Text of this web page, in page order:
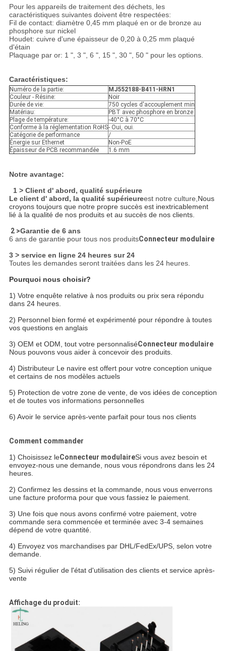
Pour les appareils de traitement des déchets, les
caractéristiques suivantes doivent être respectées:
Fil de contact: diamètre 0,45 mm plaqué en or de bronze au
phosphore sur nickel
Houdet: cuivre d'une épaisseur de 0,20 à 0,25 mm plaqué
d'étain
Plaquage par or: 1 ", 3 ", 6 ", 15 ", 30 ", 50 " pour les options.
Caractéristiques:
Numéro de la partie:
MJ552188-B411-HRN1
Couleur - Résine:
Noir
Durée de vie:
750 cycles d'accouplement min
Matériau:
PBT avec phosphore en bronze
Plage de température:
-40°C à 70°C
Conforme à la réglementation RoHS- Oui, oui.
Catégorie de performance
/
Énergie sur Ethernet
Non-PoE
Épaisseur de PCB recommandée
1.6 mm
Notre avantage:
1 > Client d' abord, qualité supérieure
Le client d' abord, la qualité supérieureest notre culture,Nous
croyons toujours que notre propre succès est inextricablement
lié à la qualité de nos produits et au succès de nos clients.
2 >Garantie de 6 ans
6 ans de garantie pour tous nos produitsConnecteur modulaire
3 > service en ligne 24 heures sur 24
Toutes les demandes seront traitées dans les 24 heures.
Pourquoi nous choisir?
1) Votre enquête relative à nos produits ou prix sera répondu
dans 24 heures.
2) Personnel bien formé et expérimenté pour répondre à toutes
vos questions en anglais
3) OEM et ODM, tout votre personnaliséConnecteur modulaire
Nous pouvons vous aider à concevoir des produits.
4) Distributeur Le navire est offert pour votre conception unique
et certains de nos modèles actuels
5) Protection de votre zone de vente, de vos idées de conception
et de toutes vos informations personnelles
6) Avoir le service après-vente parfait pour tous nos clients
Comment commander
1) Choisissez leConnecteur modulaireSi vous avez besoin et
envoyez-nous une demande, nous vous répondrons dans les 24
heures.
2) Confirmez les dessins et la commande, nous vous enverrons
une facture proforma pour que vous fassiez le paiement.
3) Une fois que nous avons confirmé votre paiement, votre
commande sera commencée et terminée avec 3-4 semaines
dépend de votre quantité.
4) Envoyez vos marchandises par DHL/FedEx/UPS, selon votre
demande.
5) Suivi régulier de l'état d'utilisation des clients et service après-
vente
Affichage du produit: